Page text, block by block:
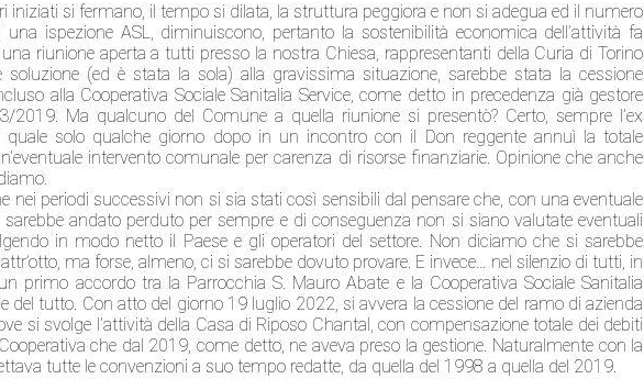
iniziati si fermano, il tempo si dilata, la struttura peggiora e non si adegua ed il numero
ispezione ASL, diminuiscono, pertanto la sostenibilità economica dell’attività fa
riunione aperta a tutti presso la nostra Chiesa, rappresentanti della Curia di Torino
soluzione (ed è stata la sola) alla gravissima situazione, sarebbe stata la cessione
alla Cooperativa Sociale Sanitalia Service, come detto in precedenza già gestore
2019. Ma qualcuno del Comune a quella riunione si presentò? Certo, sempre l’ex
quale solo qualche giorno dopo in un incontro con il Don reggente annuì la totale
intervento comunale per carenza di risorse finanziarie. Opinione che anche
nei periodi successivi non si sia stati così sensibili dal pensare che, con una eventuale
andato perduto per sempre e di conseguenza non si siano valutate eventuali
in modo netto il Paese e gli operatori del settore. Non diciamo che si sarebbe
ma forse, almeno, ci si sarebbe dovuto provare. E invece… nel silenzio di tutti, in
primo accordo tra la Parrocchia S. Mauro Abate e la Cooperativa Sociale Sanitalia
del tutto. Con atto del giorno 19 luglio 2022, si avvera la cessione del ramo di azienda
si svolge l’attività della Casa di Riposo Chantal, con compensazione totale dei debiti
che dal 2019, come detto, ne aveva preso la gestione. Naturalmente con la
tutte le convenzioni a suo tempo redatte, da quella del 1998 a quella del 2019.